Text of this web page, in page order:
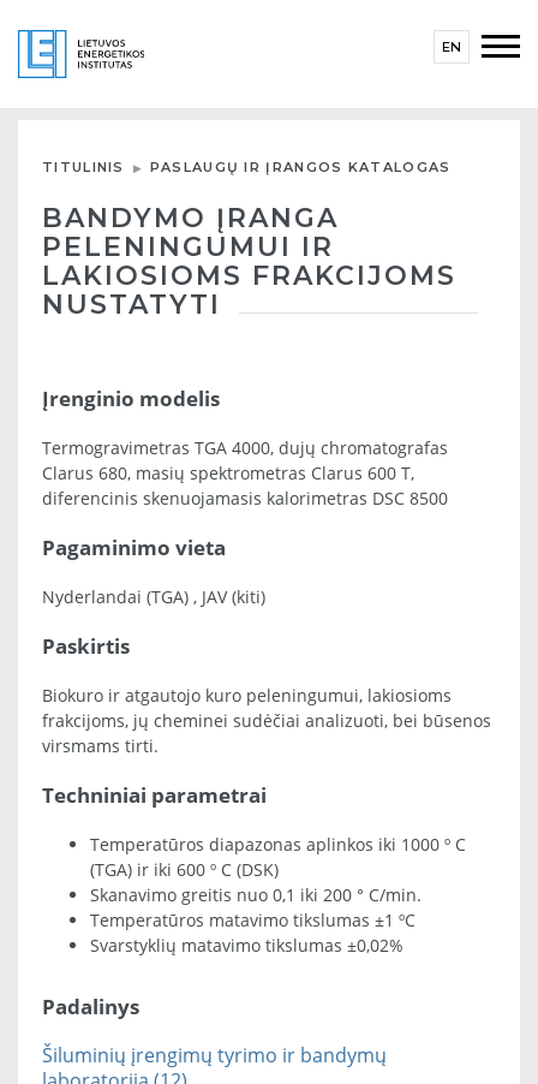
EN
TITULINIS PASLAUGŲ IR ĮRANGOS KATALOGAS
BANDYMO ĮRANGA
PELENINGUMUI IR
LAKIOSIOMS FRAKCIJOMS
NUSTATYTI
Įrenginio modelis
Termogravimetras TGA 4000, dujų chromatografas
Clarus 680, masių spektrometras Clarus 600 T,
diferencinis skenuojamasis kalorimetras DSC 8500
Pagaminimo vieta
Nyderlandai (TGA) , JAV (kiti)
Paskirtis
Biokuro ir atgautojo kuro peleningumui, lakiosioms
frakcijoms, jų cheminei sudėčiai analizuoti, bei būsenos
virsmams tirti.
Techniniai parametrai
Temperatūros diapazonas aplinkos iki 1000 º C
(TGA) ir iki 600 º C (DSK)
Skanavimo greitis nuo 0,1 iki 200 ° C/min.
Temperatūros matavimo tikslumas ±1 ºC
Svarstyklių matavimo tikslumas ±0,02%
Padalinys
Šiluminių įrengimų tyrimo ir bandymų